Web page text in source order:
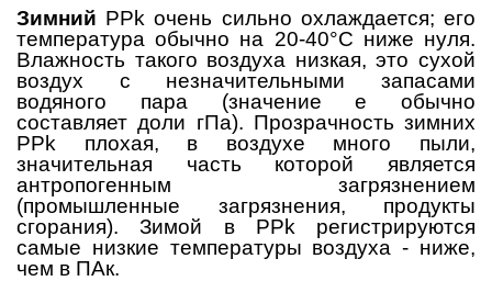
Зимний PPk очень сильно охлаждается; его
температура обычно на 20-40°C ниже нуля.
Влажность такого воздуха низкая, это сухой
воздух с незначительными запасами
водяного пара (значение e обычно
составляет доли гПа). Прозрачность зимних
PPk плохая, в воздухе много пыли,
значительная часть которой является
антропогенным загрязнением
(промышленные загрязнения, продукты
сгорания). Зимой в PPk регистрируются
самые низкие температуры воздуха - ниже,
чем в ПАк.